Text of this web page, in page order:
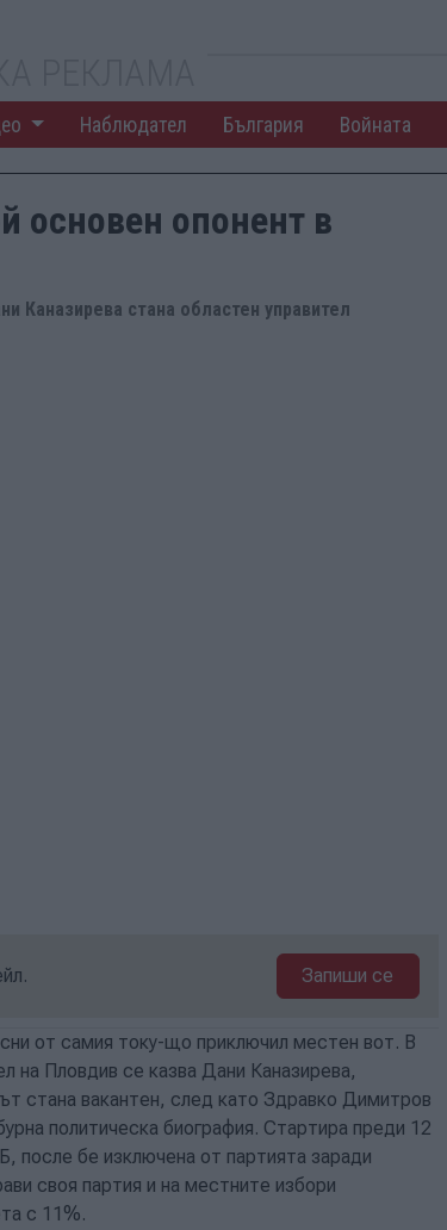
Наблюдател България Войната
основен опонент в
Каназирева стана областен управител
Запиши се
от самия току-що приключил местен вот. В
на Пловдив се казва Дани Каназирева,
стана вакантен, след като Здравко Димитров
политическа биография. Стартира преди 12
после бе изключена от партията заради
своя партия и на местните избори
с 11%.